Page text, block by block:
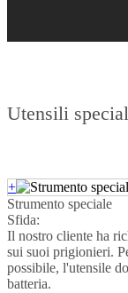
Utensili
+
Strumento speciale
Sfida:
Il nostro cliente ha
sui suoi prigionieri.
possibile, l'utensile
batteria.